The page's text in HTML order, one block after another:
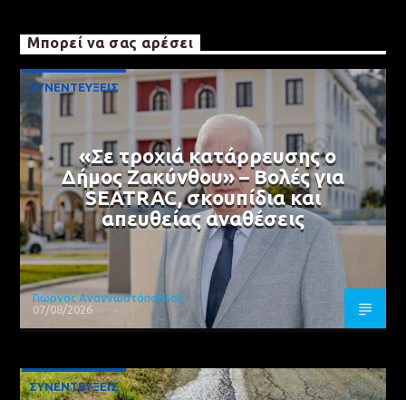
Μπορεί να σας αρέσει
ΣΥΝΕΝΤΕΥΞΕΙΣ
«Σε τροχιά κατάρρευσης ο
Δήμος Ζακύνθου» – Βολές για
SEATRAC, σκουπίδια και
απευθείας αναθέσεις
Γιώργος Αναγνωστόπουλος
07/08/2026
ΣΥΝΕΝΤΕΥΞΕΙΣ